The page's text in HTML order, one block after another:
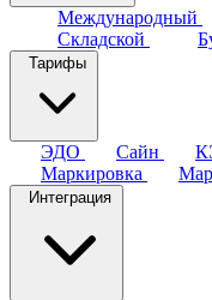
Международный
Складской
Тарифы
ЭДО Сайн
Маркировка
Интеграция